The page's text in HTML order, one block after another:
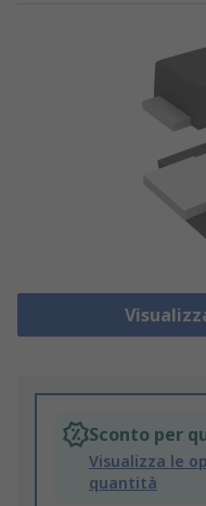
Sconto per
Visualizza le
quantità